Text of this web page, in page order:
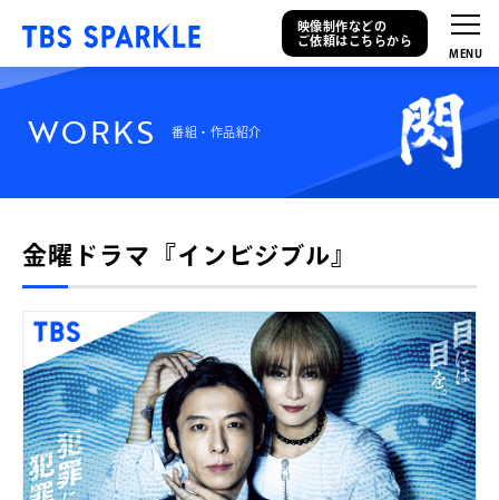
映像制作などの
ご依頼はこちらから
WORKS 番組・作品紹介
金曜ドラマ『インビジブル』